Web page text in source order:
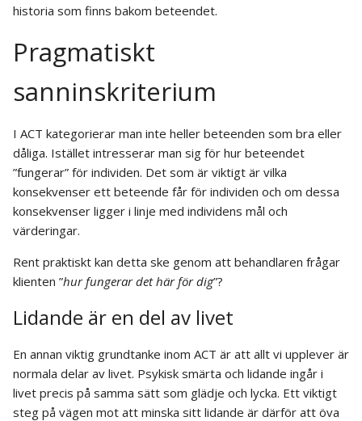
historia som finns bakom beteendet.
Pragmatiskt
sanninskriterium
I ACT kategorierar man inte heller beteenden som bra eller
dåliga. Istället intresserar man sig för hur beteendet
”fungerar” för individen. Det som är viktigt är vilka
konsekvenser ett beteende får för individen och om dessa
konsekvenser ligger i linje med individens mål och
värderingar.
Rent praktiskt kan detta ske genom att behandlaren frågar
klienten ”hur fungerar det här för dig”?
Lidande är en del av livet
En annan viktig grundtanke inom ACT är att allt vi upplever är
normala delar av livet. Psykisk smärta och lidande ingår i
livet precis på samma sätt som glädje och lycka. Ett viktigt
steg på vägen mot att minska sitt lidande är därför att öva